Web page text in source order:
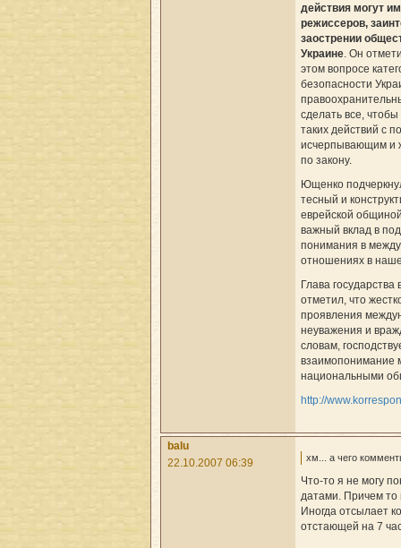
действия могут
режиссеров,
заострении
Украине . Он
этом вопросе
безопасности
сделать все,
таких действий с
исчерпывающим и
по закону.
Ющенко
тесный и
еврейской
важный вклад в
понимания в
отношениях в
Глава государства
отметил, что
проявления
неуважения и
словам,
взаимопонимание
национальными
http://
balu
22.10.2007 06:39
хм... а чего
Что-то я не могу
датами. Причем то
Иногда отсылает
отстающей на 7